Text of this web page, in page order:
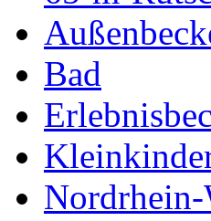
Bad
Nordrhein-